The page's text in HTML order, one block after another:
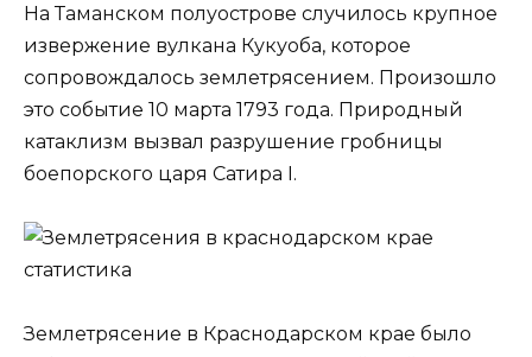
На Таманском полуострове случилось крупное
извержение вулкана Кукуоба, которое
сопровождалось землетрясением. Произошло
это событие 10 марта 1793 года. Природный
катаклизм вызвал разрушение гробницы
боепорского царя Сатира I.
Землетрясение в Краснодарском крае было